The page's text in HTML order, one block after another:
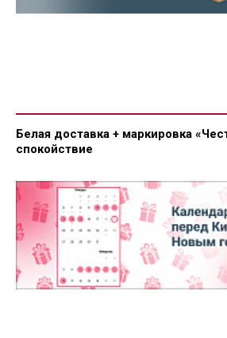
Белая доставка + маркировка
спокойствие